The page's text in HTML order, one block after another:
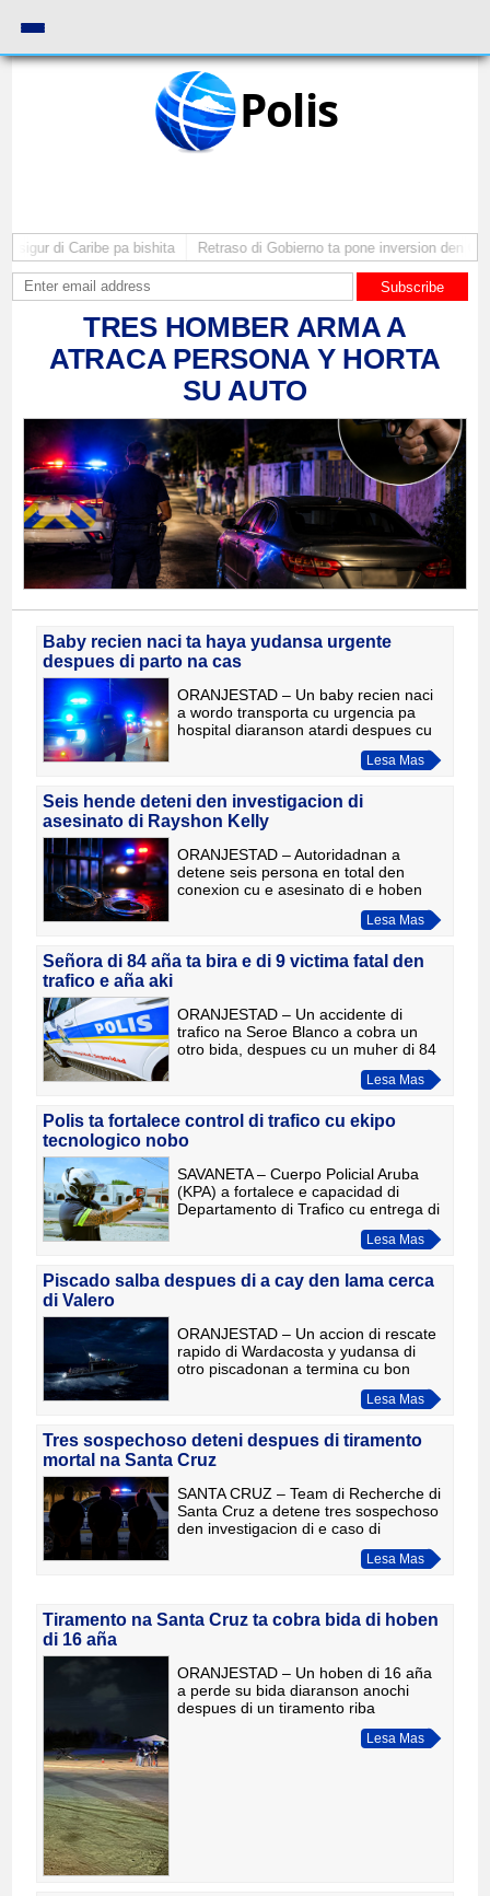
Polis
pa bishita Retraso di Gobierno ta pone inversion den Oranjestad na
Subscribe
TRES HOMBER ARMA A
ATRACA PERSONA Y HORTA
SU AUTO
Baby recien naci ta haya yudansa urgente
despues di parto na cas
ORANJESTAD – Un baby recien naci
a wordo transporta cu urgencia pa
hospital diaranson atardi despues cu
e la nace na un cas na Caya Frere
Fredericus y a presenta señalnan cu e
Lesa Mas
Seis hende deteni den investigacion di
asesinato di Rayshon Kelly
ORANJESTAD – Autoridadnan a
detene seis persona en total den
conexion cu e asesinato di e hoben
Rayshon Kelly, cu a perde su bida dia
22 di juli 2026 riba e parking na banda
Lesa Mas
Señora di 84 aña ta bira e di 9 victima fatal den
trafico e aña aki
ORANJESTAD – Un accidente di
trafico na Seroe Blanco a cobra un
otro bida, despues cu un muher di 84
aña a sucumbi na su heridanan. Cu
esaki, e cantidad di victimanan fatal
Lesa Mas
Polis ta fortalece control di trafico cu ekipo
tecnologico nobo
SAVANETA – Cuerpo Policial Aruba
(KPA) a fortalece e capacidad di
Departamento di Trafico cu entrega di
ekipo tecnologico nobo pa mehora
control y seguridad riba caminda.
Lesa Mas
Piscado salba despues di a cay den lama cerca
di Valero
ORANJESTAD – Un accion di rescate
rapido di Wardacosta y yudansa di
otro piscadonan a termina cu bon
resultado diasabra anochi, ora un
piscado a cay for di su boto den lama
Lesa Mas
Tres sospechoso deteni despues di tiramento
mortal na Santa Cruz
SANTA CRUZ – Team di Recherche di
Santa Cruz a detene tres sospechoso
den investigacion di e caso di
tiramento cu a tuma bida di Rayson E.
Lesa Mas
Tiramento na Santa Cruz ta cobra bida di hoben
di 16 aña
ORANJESTAD – Un hoben di 16 aña
a perde su bida diaranson anochi
despues di un tiramento riba
parkeerplaats di Stadion Nadi
Croes/Crismo Angela na Santa Cruz.
Lesa Mas